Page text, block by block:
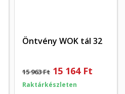
Öntvény WOK tál 32
15 963 Ft 15 164 Ft
Raktárkészleten